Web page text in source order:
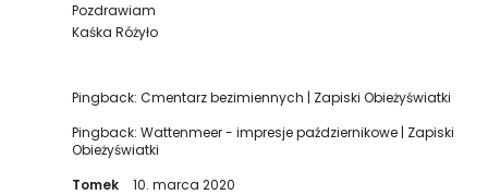
Pozdrawiam
Kaśka Różyło
Pingback:Cmentarz bezimiennych | Zapiski Obieżyświatki
Pingback:Wattenmeer - impresje październikowe | Zapiski
Obieżyświatki
Tomek
10. marca 2020